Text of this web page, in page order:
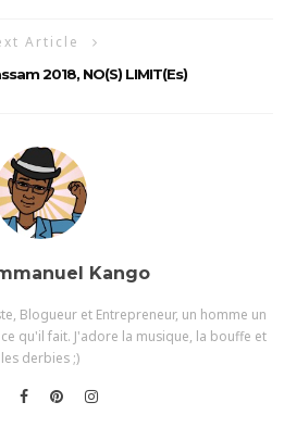
Article
2018, NO(s) LIMIT(es)
Kango
Blogueur et Entrepreneur, un homme un
qu'il fait. J'adore la musique, la bouffe et
les derbies ;)